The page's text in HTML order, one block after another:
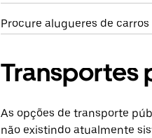
Procure alugueres de
Transportes
As opções de transporte
não existindo atualmente